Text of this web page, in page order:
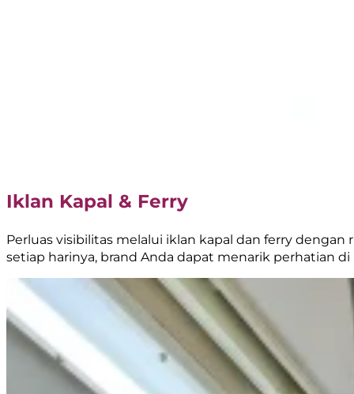
Iklan Kapal & Ferry
Perluas visibilitas melalui iklan kapal dan ferry
setiap harinya, brand Anda dapat menarik perhatian